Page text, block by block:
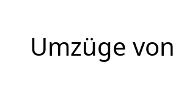
Umzüge